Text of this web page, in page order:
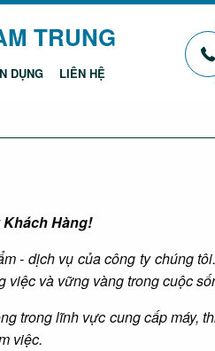
TRUNG
DỤNG LIÊN HỆ
Khách Hàng!
- dịch vụ của công ty chúng
việc và vững vàng trong cuộc
trong lĩnh vực cung cấp máy,
việc.